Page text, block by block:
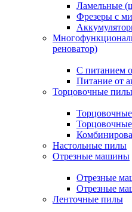
Ламельные
Фрезеры с
реноватор)
С питанием
Питание от
Торцовочные пилы
Настольные пилы
Отрезные машины
Отрезные
Отрезные
Ленточные пилы